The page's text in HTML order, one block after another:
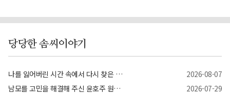
당당한 솜씨이야기
나를 잃어버린 시간 속에서 다시 찾은 건강, 그리고 삶의 자신감
2026-08-07
남모를 고민을 해결해 주신 윤호주 원장님께 감사드립니다
2026-07-29